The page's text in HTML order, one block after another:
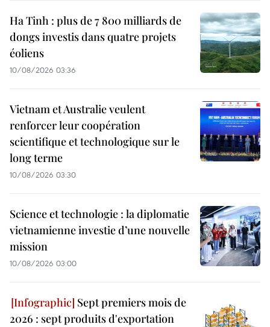
Ha Tinh : plus de 7 800 milliards de
dongs investis dans quatre projets
éoliens
10/08/2026 03:36
Vietnam et Australie veulent
renforcer leur coopération
scientifique et technologique sur le
long terme
10/08/2026 03:30
Science et technologie : la diplomatie
vietnamienne investie d’une nouvelle
mission
10/08/2026 03:00
Sept premiers mois de
2026 : sept produits d'exportation